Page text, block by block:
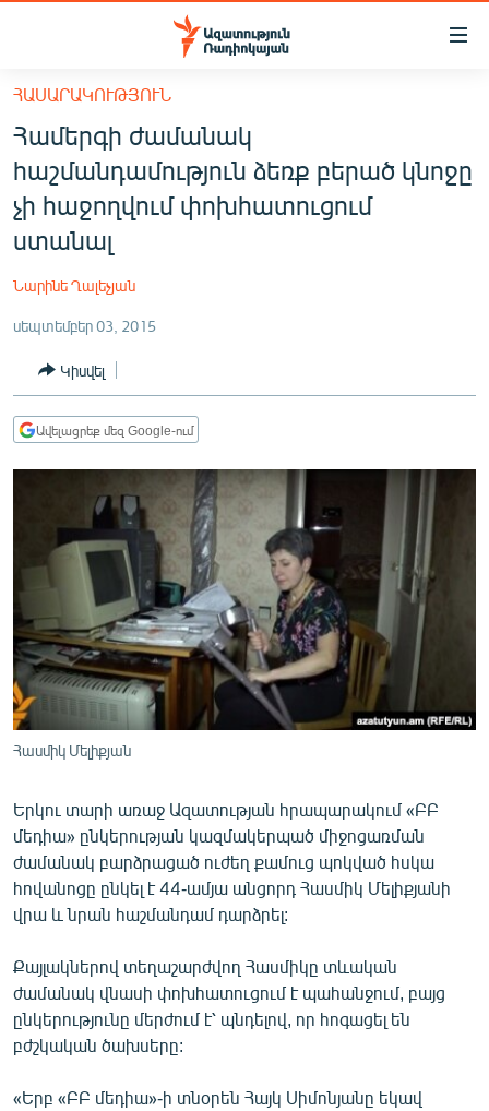
Մատչելիության
հիմնական
բովանդակությանը
Անցնել
հիմնական
մենյուին
Որոնում
ՀԱՅԱՍՏԱՆ
ՔԱՂԱՔԱԿԱՆ
ԸՆՏՐՈՒԹՅՈՒՆՆԵՐ 2026
ՊԱՏԵՐԱԶՄԻ 6 ՇԱԲԱԹՆԵՐԸ
ՏԱՐԱԾԱՇՐՋԱՆ
ՄԻՋԱԶԳԱՅԻՆ
ՄՇԱԿՈՒՅԹ
ՍՊՈՐՏ
ՄԵԿՆԱԲԱՆՈՒԹՅՈՒՆ
ՏՏ ԵՒ ԻՆՏԵՐՆԵՏ
ԿՈՐՈՆԱՎԻՐՈՒՍ
ԱՐԽԻՎ
ԲԱՆԱՎԵՃ
ՁԳՏԵԼՈՎ ԼԱՎԱԳՈՒՅՆԻՆ
ՓՈԴՔԱՍԹ
Հայերեն
English
Русский
ՀԵՏԵՎԵՔ ՄԵԶ
ՀԱՍԱՐԱԿՈՒԹՅՈՒՆ
Համերգի ժամանակ
հաշմանդամություն ձեռք բերած կնոջը
չի հաջողվում փոխհատուցում
ստանալ
Նարինե Ղալեչյան
սեպտեմբեր 03, 2015
Կիսվել
Ավելացրեք մեզ Google-ում
Հասմիկ Մելիքյան
Երկու տարի առաջ Ազատության հրապարակում «ԲԲ
մեդիա» ընկերության կազմակերպած միջոցառման
ժամանակ բարձրացած ուժեղ քամուց պոկված հսկա
հովանոցը ընկել է 44-ամյա անցորդ Հասմիկ Մելիքյանի
վրա և նրան հաշմանդամ դարձրել:
Քայլակներով տեղաշարժվող Հասմիկը տևական
ժամանակ վնասի փոխհատուցում է պահանջում, բայց
ընկերությունը մերժում է՝ պնդելով, որ հոգացել են
բժշկական ծախսերը:
«Երբ «ԲԲ մեդիա»-ի տնօրեն Հայկ Սիմոնյանը եկավ